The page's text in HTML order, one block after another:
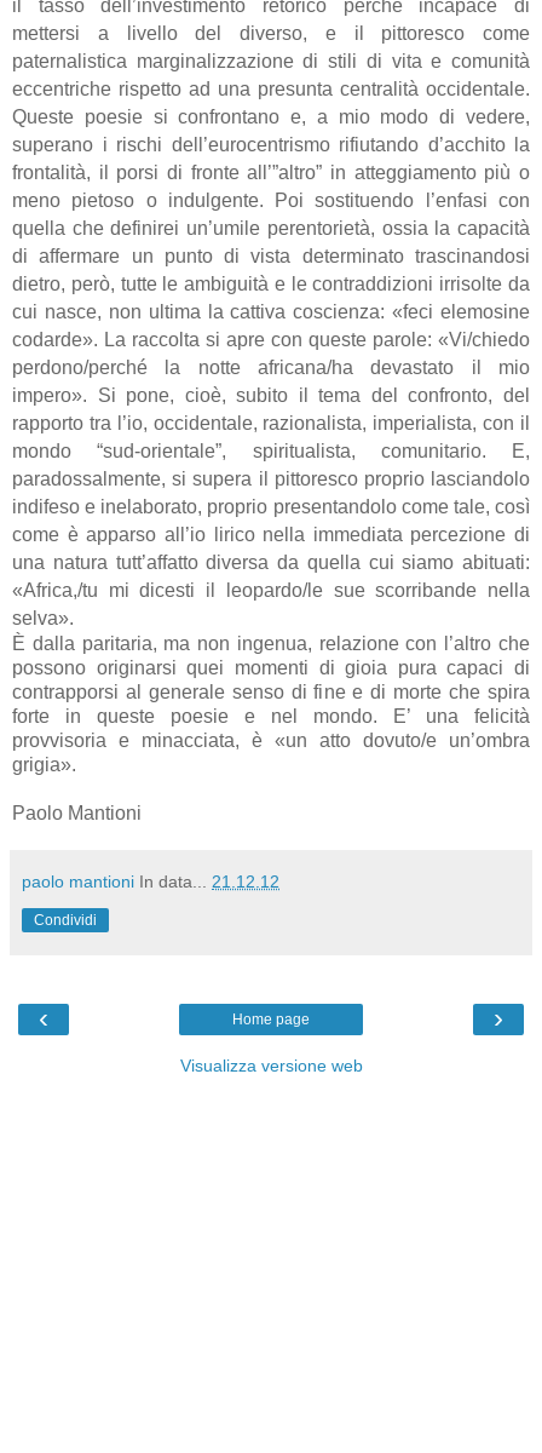
il tasso dell’investimento retorico perché incapace di
mettersi a livello del diverso, e il pittoresco come
paternalistica marginalizzazione di stili di vita e comunità
eccentriche rispetto ad una presunta centralità occidentale.
Queste poesie si confrontano e, a mio modo di vedere,
superano i rischi dell’eurocentrismo rifiutando d’acchito la
frontalità, il porsi di fronte all’”altro” in atteggiamento più o
meno pietoso o indulgente. Poi sostituendo l’enfasi con
quella che definirei un’umile perentorietà, ossia la capacità
di affermare un punto di vista determinato trascinandosi
dietro, però, tutte le ambiguità e le contraddizioni irrisolte da
cui nasce, non ultima la cattiva coscienza: «feci elemosine
codarde». La raccolta si apre con queste parole: «Vi/chiedo
perdono/perché la notte africana/ha devastato il mio
impero». Si pone, cioè, subito il tema del confronto, del
rapporto tra l’io, occidentale, razionalista, imperialista, con il
mondo “sud-orientale”, spiritualista, comunitario. E,
paradossalmente, si supera il pittoresco proprio lasciandolo
indifeso e inelaborato, proprio presentandolo come tale, così
come è apparso all’io lirico nella immediata percezione di
una natura tutt’affatto diversa da quella cui siamo abituati:
«Africa,/tu mi dicesti il leopardo/le sue scorribande nella
selva».
È dalla paritaria, ma non ingenua, relazione con l’altro che
possono originarsi quei momenti di gioia pura capaci di
contrapporsi al generale senso di fine e di morte che spira
forte in queste poesie e nel mondo. E’ una felicità
provvisoria e minacciata, è «un atto dovuto/e un’ombra
grigia».
Paolo Mantioni
paolo mantioni In data... 21.12.12
Condividi
‹ ›
Home page
Visualizza versione web